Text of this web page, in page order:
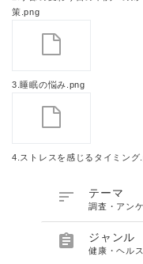
策.png
3.睡眠の悩み.png
4.ストレスを感じるタイミング
 テーマ
調査・アン
 ジャンル
健康・ヘル